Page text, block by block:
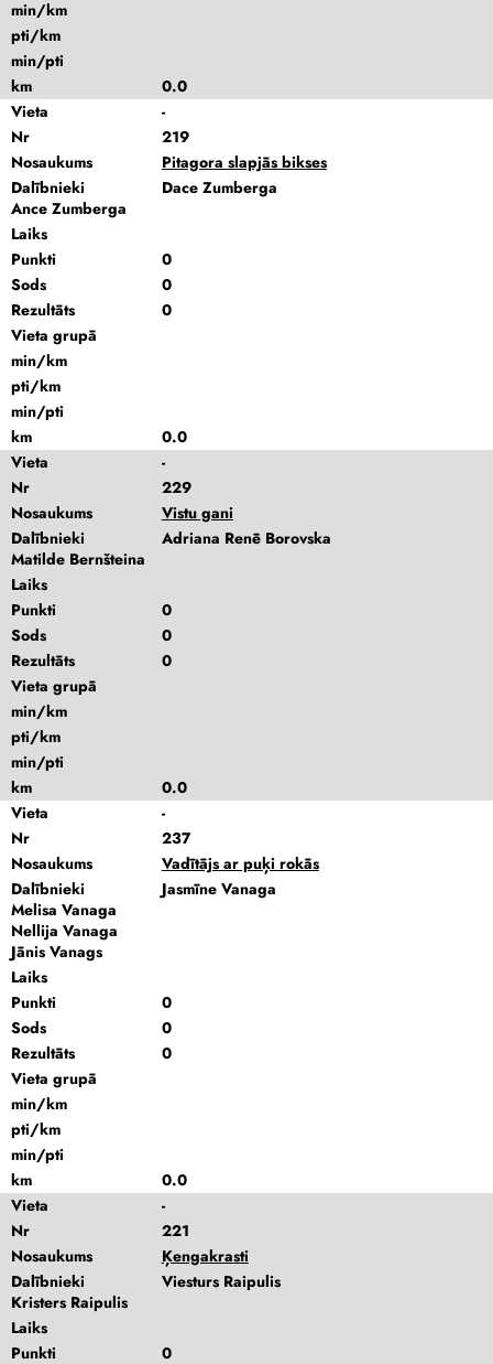
min/km
pti/km
min/pti
km
0.0
Vieta
-
Nr
219
Nosaukums
Pitagora slapjās bikses
Dalībnieki
Dace Zumberga
Ance Zumberga
Laiks
Punkti
0
Sods
0
Rezultāts
0
Vieta grupā
min/km
pti/km
min/pti
km
0.0
Vieta
-
Nr
229
Nosaukums
Vistu gani
Dalībnieki
Adriana Renē Borovska
Matilde Bernšteina
Laiks
Punkti
0
Sods
0
Rezultāts
0
Vieta grupā
min/km
pti/km
min/pti
km
0.0
Vieta
-
Nr
237
Nosaukums
Vadītājs ar puķi rokās
Dalībnieki
Jasmīne Vanaga
Melisa Vanaga
Nellija Vanaga
Jānis Vanags
Laiks
Punkti
0
Sods
0
Rezultāts
0
Vieta grupā
min/km
pti/km
min/pti
km
0.0
Vieta
-
Nr
221
Nosaukums
Ķengakrasti
Dalībnieki
Viesturs Raipulis
Kristers Raipulis
Laiks
Punkti
0